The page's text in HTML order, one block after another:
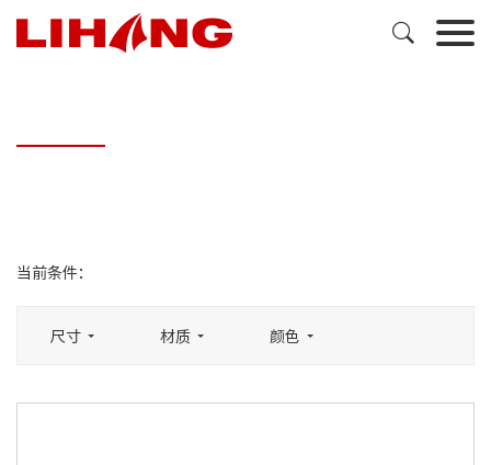

当前条件：
尺寸 材质 颜色